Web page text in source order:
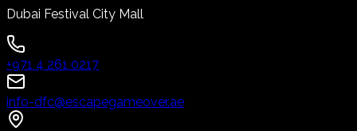
Dubai Festival City Mall
+971 4 261 0217
info-dfc@escapegameover.ae